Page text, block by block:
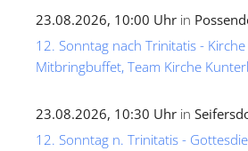
23.08.2026, 10:00 Uhr in
12. Sonntag nach Trinitatis -
Mitbringbuffet, Team Kirche
23.08.2026, 10:30 Uhr in
12. Sonntag n. Trinitatis -